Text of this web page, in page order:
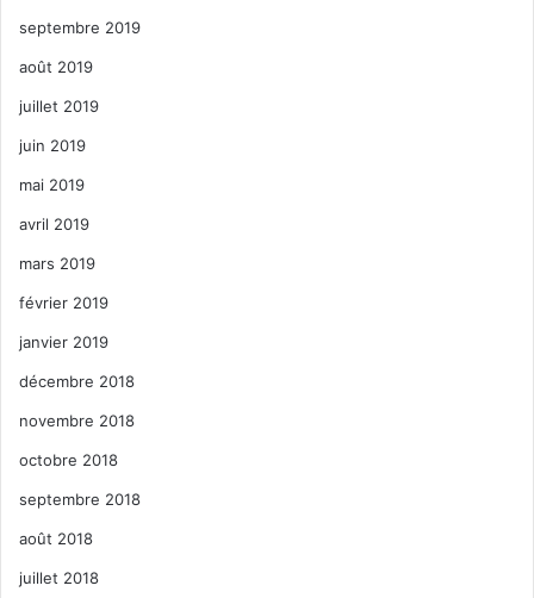
septembre 2019
août 2019
juillet 2019
juin 2019
mai 2019
avril 2019
mars 2019
février 2019
janvier 2019
décembre 2018
novembre 2018
octobre 2018
septembre 2018
août 2018
juillet 2018